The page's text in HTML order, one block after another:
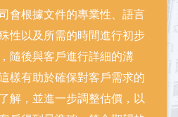
會根據文件的專業性、語言
性以及所需的時間進行初步
隨後與客戶進行詳細的溝
樣有助於確保對客戶需求的
解，並進一步調整估價，以